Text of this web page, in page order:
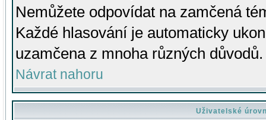
Nemůžete odpovídat na zamčená
Každé hlasování je automaticky
uzamčena z mnoha různých důvodů.
Návrat nahoru
Uživatelské